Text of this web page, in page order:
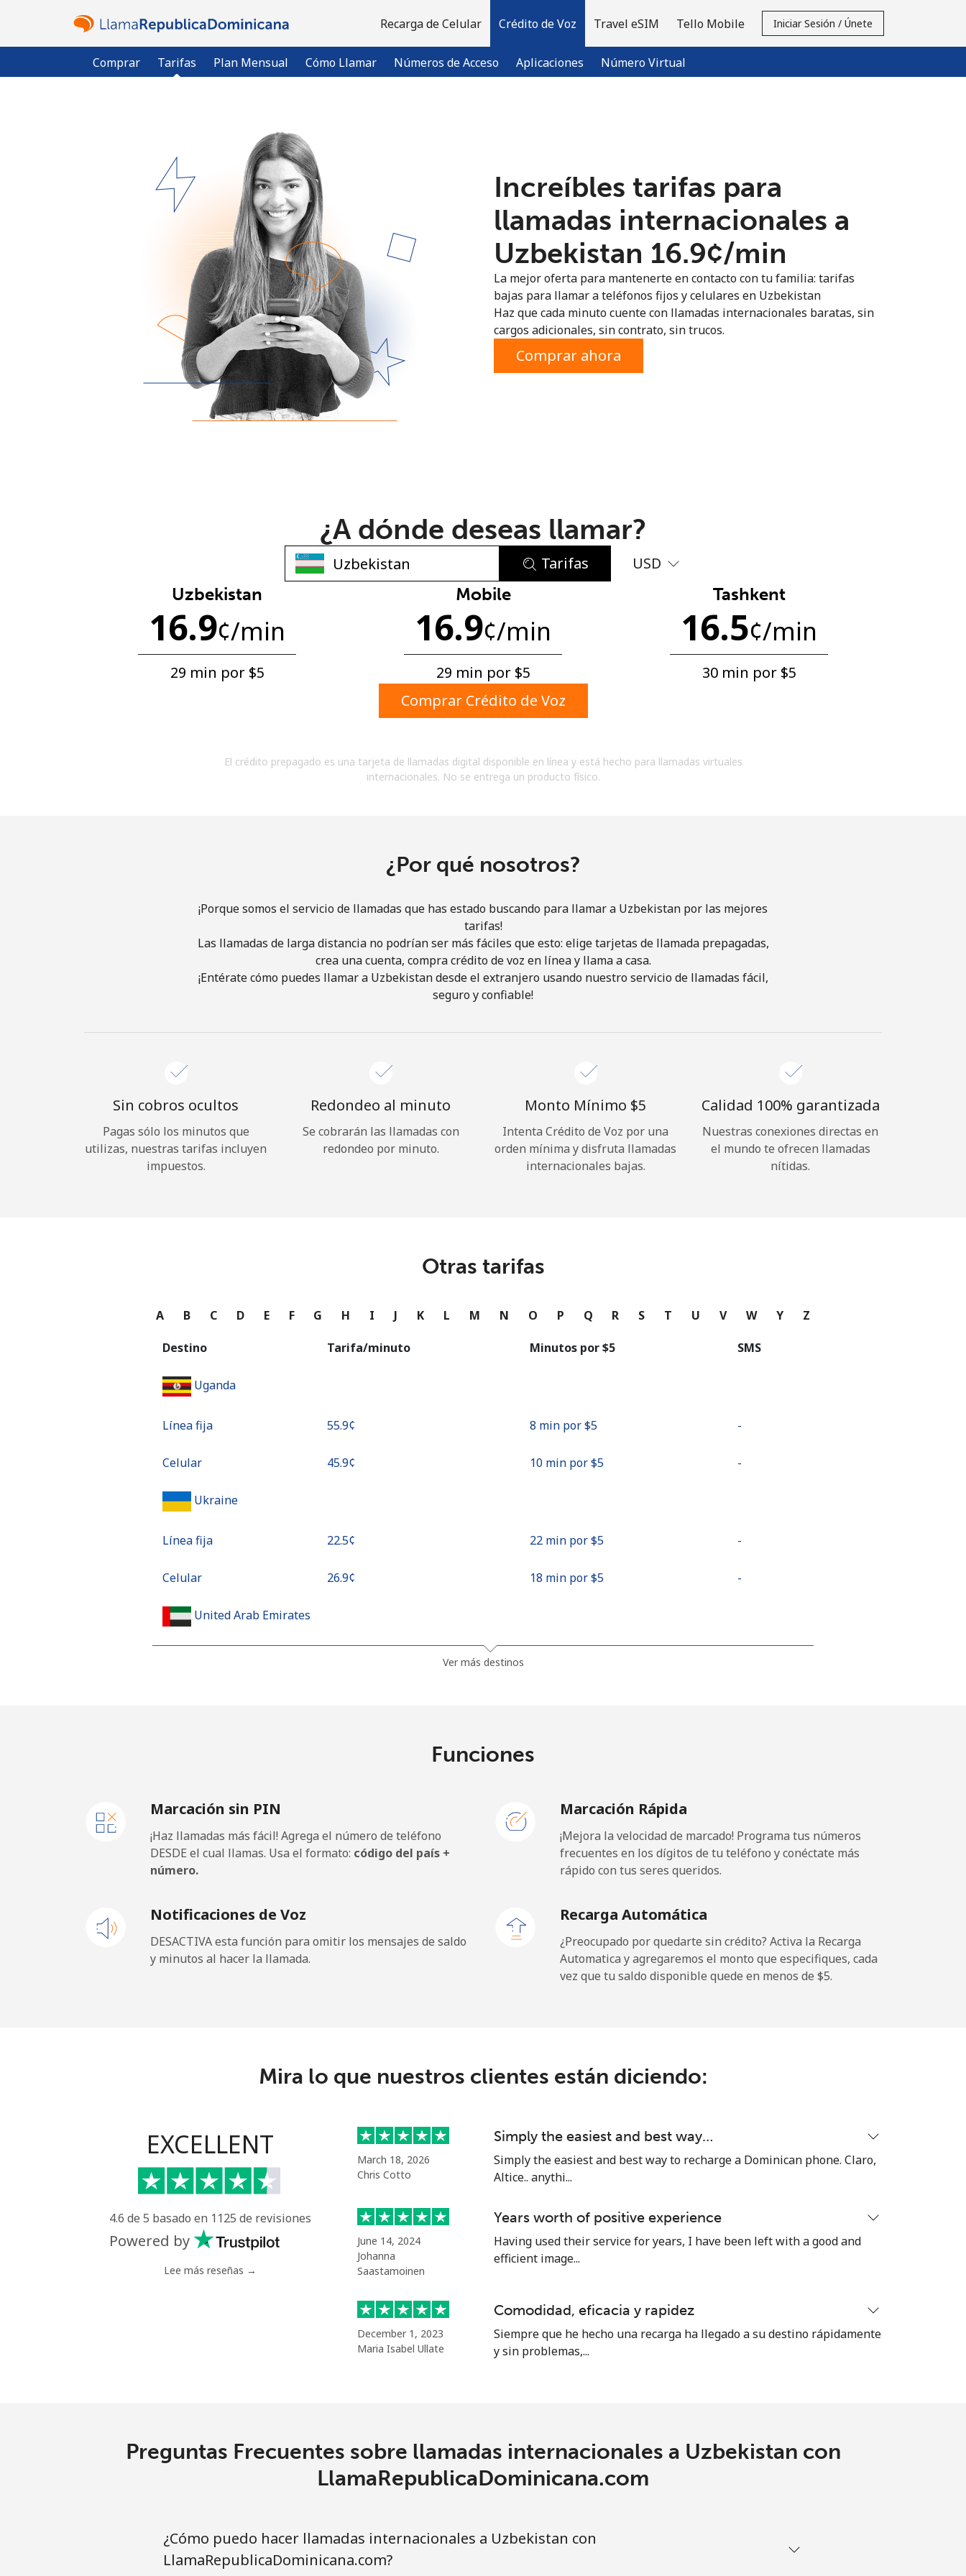
Recarga de Celular Crédito de Voz
Comprar Tarifas Plan Mensual Cómo Llamar Números de Acceso Aplicaciones Número Virtual
Travel eSIM Tello Mobile Iniciar Sesión / Únete
¿Ya tienes una cuenta? Inicia sesión →
Regístrate con
No se ha creado una contraseña
Mínimo 8 caracteres
Una letra mayúscula y una minúscula
Un caracter especial
acuerdo con estos
Términos y condiciones.
Únete
¡Hola!
Continuar con
Increíbles tarifas para
llamadas internacionales a
Uzbekistan ⁦16.9¢⁩/min
La mejor oferta para mantenerte en contacto con tu familia: tarifas
bajas para llamar a teléfonos fijos y celulares en Uzbekistan
Haz que cada minuto cuente con llamadas internacionales baratas, sin
cargos adicionales, sin contrato, sin trucos.
Comprar ahora
¿A dónde deseas llamar?
Tarifas USD
Uzbekistan
16.9¢/min
29 min por ⁦$5⁩
Mobile
16.9¢/min
29 min por ⁦$5⁩
Tashkent
16.5¢/min
30 min por ⁦$5⁩
Comprar Crédito de Voz
El crédito prepagado es una tarjeta de llamadas digital disponible en línea y está hecho para llamadas virtuales
internacionales. No se entrega un producto físico.
¿Por qué nosotros?
¡Porque somos el servicio de llamadas que has estado buscando para llamar a Uzbekistan por las mejores
tarifas!
Las llamadas de larga distancia no podrían ser más fáciles que esto: elige tarjetas de llamada prepagadas,
crea una cuenta, compra crédito de voz en línea y llama a casa.
¡Entérate cómo puedes llamar a Uzbekistan desde el extranjero usando nuestro servicio de llamadas fácil,
seguro y confiable!
Sin cobros ocultos
Pagas sólo los minutos que
utilizas, nuestras tarifas incluyen
impuestos.
Redondeo al minuto
Se cobrarán las llamadas con
redondeo por minuto.
Monto Mínimo ⁦$5⁩
Intenta Crédito de Voz por una
orden mínima y disfruta llamadas
internacionales bajas.
Calidad 100% garantizada
Nuestras conexiones directas en
el mundo te ofrecen llamadas
nítidas.
Otras tarifas
A B C D E F G H I J K L M N O P Q R S T U V W Y Z
Destino Tarifa/minuto Minutos por ⁦$5⁩ SMS
Uganda
Línea fija ⁦55.9¢⁩ 8 min por ⁦$5⁩ -
Celular ⁦45.9¢⁩ 10 min por ⁦$5⁩ -
Ukraine
Línea fija ⁦22.5¢⁩ 22 min por ⁦$5⁩ -
Celular ⁦26.9¢⁩ 18 min por ⁦$5⁩ -
United Arab Emirates
Celular 208 min por ⁦$5⁩
Premium ⁦42.5¢⁩ 11 min por ⁦$5⁩ -
All country 333 min por ⁦$5⁩
Uruguay
⁦6.5¢⁩ 76 min por ⁦$5⁩
All country 28 min por ⁦$5⁩
Uzbekistan
Línea fija 29 min por ⁦$5⁩
Celular 29 min por ⁦$5⁩
30 min por ⁦$5⁩
Ver más destinos
Funciones
Marcación sin PIN
¡Haz llamadas más fácil! Agrega el número de teléfono
DESDE el cual llamas. Usa el formato: código del país +
número.
Marcación Rápida
¡Mejora la velocidad de marcado! Programa tus números
frecuentes en los dígitos de tu teléfono y conéctate más
rápido con tus seres queridos.
Notificaciones de Voz
DESACTIVA esta función para omitir los mensajes de saldo
y minutos al hacer la llamada.
Recarga Automática
¿Preocupado por quedarte sin crédito? Activa la Recarga
Automatica y agregaremos el monto que especifiques, cada
vez que tu saldo disponible quede en menos de ⁦$5⁩.
Mira lo que nuestros clientes están diciendo:
EXCELLENT
4.6 de 5 basado en 1125 de revisiones
Powered by
Lee más reseñas →
March 18, 2026
Chris Cotto
Simply the easiest and best way…
Simply the easiest and best way to recharge a Dominican phone. Claro,
Altice.. anythi...
June 14, 2024
Johanna
Saastamoinen
Years worth of positive experience
Having used their service for years, I have been left with a good and
efficient image...
December 1, 2023
Maria Isabel Ullate
Comodidad, eficacia y rapidez
Siempre que he hecho una recarga ha llegado a su destino rápidamente
y sin problemas,...
Preguntas Frecuentes sobre llamadas internacionales a Uzbekistan con
LlamaRepublicaDominicana.com
¿Cómo puedo hacer llamadas internacionales a Uzbekistan con
LlamaRepublicaDominicana.com?